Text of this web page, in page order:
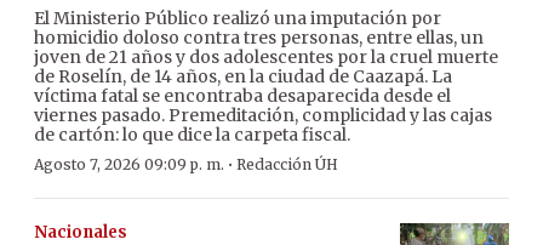
El Ministerio Público realizó una imputación por
homicidio doloso contra tres personas, entre ellas, un
joven de 21 años y dos adolescentes por la cruel muerte
de Roselín, de 14 años, en la ciudad de Caazapá. La
víctima fatal se encontraba desaparecida desde el
viernes pasado. Premeditación, complicidad y las cajas
de cartón: lo que dice la carpeta fiscal.
Agosto 7, 2026 09:09 p. m. · Redacción ÚH
Nacionales